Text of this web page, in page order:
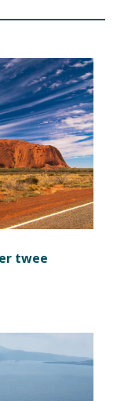
twee